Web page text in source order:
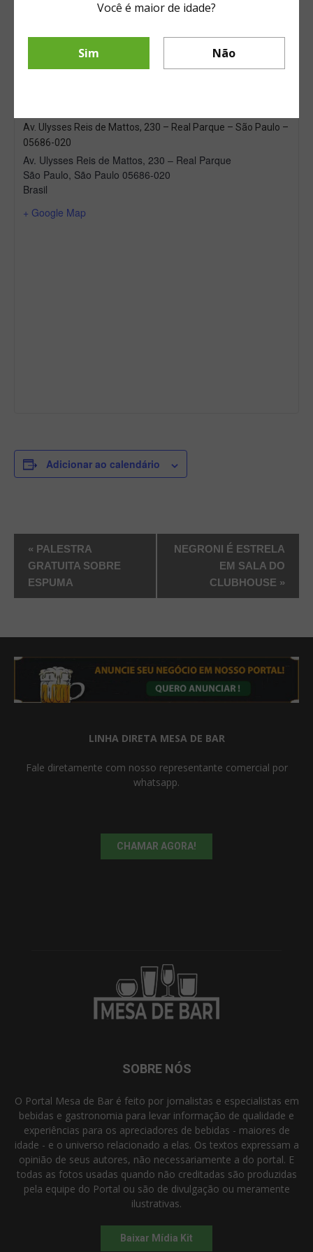
Horário: Sábados e Domingos, das
Av. Ulysses Reis de Mattos, 230 – Real Parque – São Paulo –
05686-020
Av. Ulysses Reis de Mattos, 230 – Real Parque
São Paulo, São Paulo 05686-020
Brasil
+ Google Map
Adicionar ao calendário
Evento
Navegação
« PALESTRA
GRATUITA SOBRE
ESPUMA
NEGRONI É ESTRELA
EM SALA DO
CLUBHOUSE »
LINHA DIRETA MESA DE BAR
Fale diretamente com nosso representante comercial por
whatsapp.
CHAMAR AGORA!
Você é maior de idade?
Sim Não
SOBRE NÓS
O Portal Mesa de Bar é feito por jornalistas e especialistas em
bebidas e gastronomia para levar informação de qualidade e
experiências para os apreciadores de bebidas - maiores de
idade - e o universo relacionado a elas. Os textos expressam a
opinião de seus autores, não necessariamente a do portal. E
todas as fotos usadas quando não creditadas são produzidas
pela equipe do Portal ou são de divulgação ou meramente
ilustrativas.
Baixar Mídia Kit